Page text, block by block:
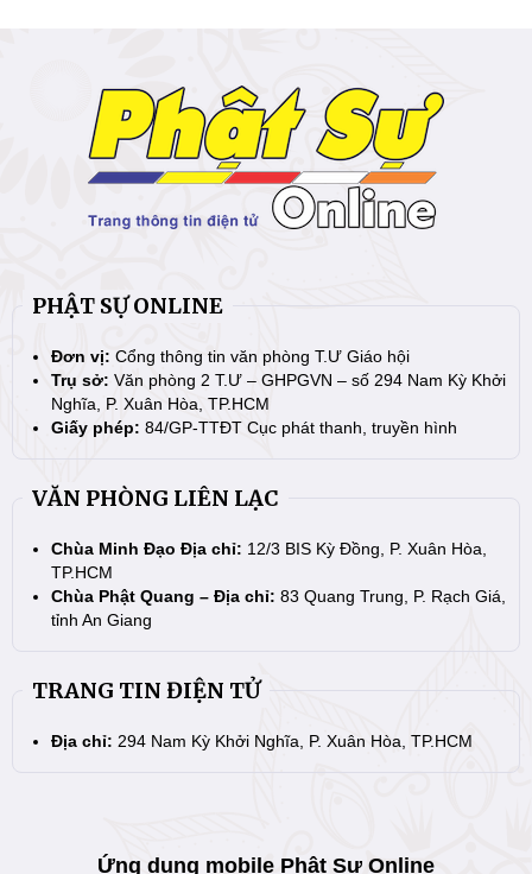
PHẬT SỰ ONLINE
Đơn vị: Cổng thông tin văn phòng T.Ư Giáo hội
Trụ sở: Văn phòng 2 T.Ư – GHPGVN – số 294 Nam Kỳ Khởi
Nghĩa, P. Xuân Hòa, TP.HCM
Giấy phép: 84/GP-TTĐT Cục phát thanh, truyền hình
VĂN PHÒNG LIÊN LẠC
Chùa Minh Đạo Địa chỉ: 12/3 BIS Kỳ Đồng, P. Xuân Hòa,
TP.HCM
Chùa Phật Quang – Địa chỉ: 83 Quang Trung, P. Rạch Giá,
tỉnh An Giang
TRANG TIN ĐIỆN TỬ
Địa chỉ: 294 Nam Kỳ Khởi Nghĩa, P. Xuân Hòa, TP.HCM
Ứng dụng mobile Phật Sự Online